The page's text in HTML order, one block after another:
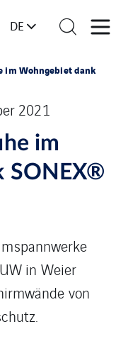
DE
im Wohngebiet dank
2021
im
SONEX®
in Weier
von